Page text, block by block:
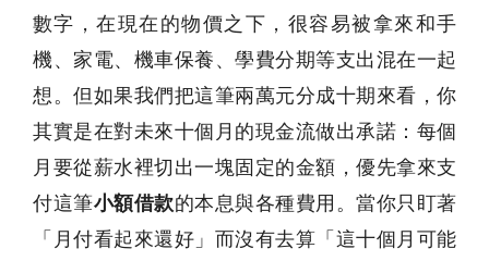
數字，在現在的物價之下，很容易被拿來和手
機、家電、機車保養、學費分期等支出混在一起
想。但如果我們把這筆兩萬元分成十期來看，你
其實是在對未來十個月的現金流做出承諾：每個
月要從薪水裡切出一塊固定的金額，優先拿來支
付這筆小額借款的本息與各種費用。當你只盯著
「月付看起來還好」而沒有去算「這十個月可能